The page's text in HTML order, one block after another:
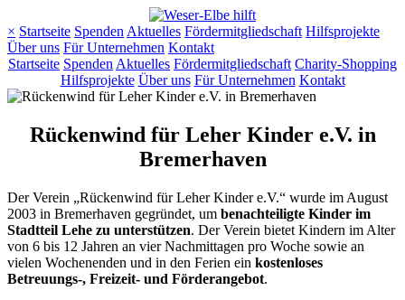
× Startseite Spenden Aktuelles Fördermitgliedschaft Hilfsprojekte
Über uns Für Unternehmen Kontakt
Startseite Spenden Aktuelles Fördermitgliedschaft Charity-Shopping
Hilfsprojekte Über uns Für Unternehmen Kontakt
Rückenwind für Leher Kinder e.V. in
Bremerhaven
Der Verein „Rückenwind für Leher Kinder e.V.“ wurde im August
2003 in Bremerhaven gegründet, um benachteiligte Kinder im
Stadtteil Lehe zu unterstützen. Der Verein bietet Kindern im Alter
von 6 bis 12 Jahren an vier Nachmittagen pro Woche sowie an
vielen Wochenenden und in den Ferien ein kostenloses
Betreuungs-, Freizeit- und Förderangebot.